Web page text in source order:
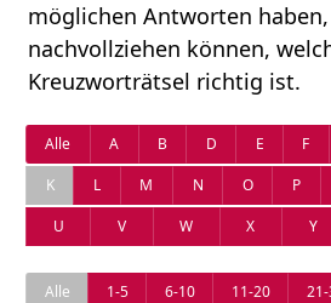
möglichen Antworten
nachvollziehen können,
Kreuzworträtsel richtig ist.
Alle A B D E F
K
L M N O P
U
V W X Y
Alle 1-5 6-10 11-20